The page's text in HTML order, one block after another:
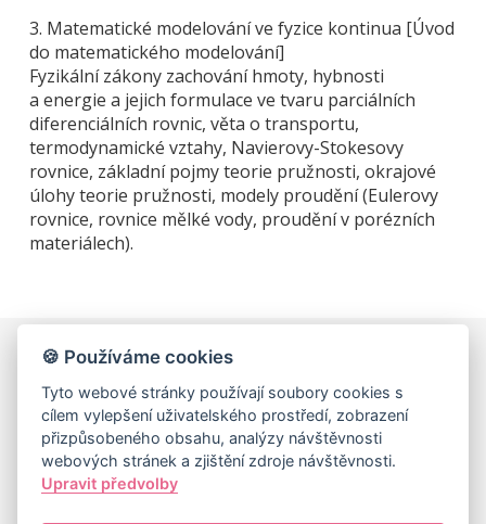
3. Matematické modelování ve fyzice kontinua [Úvod
do matematického modelování]
Fyzikální zákony zachování hmoty, hybnosti
a energie a jejich formulace ve tvaru parciálních
diferenciálních rovnic, věta o transportu,
termodynamické vztahy, Navierovy-Stokesovy
rovnice, základní pojmy teorie pružnosti, okrajové
úlohy teorie pružnosti, modely proudění (Eulerovy
rovnice, rovnice mělké vody, proudění v porézních
materiálech).
Univerzita Karlova, Matematicko-fyzikální fakulta,
Matematická sekce
Sokolovská 49/83, 186 75 Praha 8
IČ: 00216208, DIČ: CZ00216208
Matfyz.cz |Matfyz Alumni
🍪 Používáme cookies
Tyto webové stránky používají soubory cookies s
cílem vylepšení uživatelského prostředí, zobrazení
přizpůsobeného obsahu, analýzy návštěvnosti
webových stránek a zjištění zdroje návštěvnosti.
Upravit předvolby